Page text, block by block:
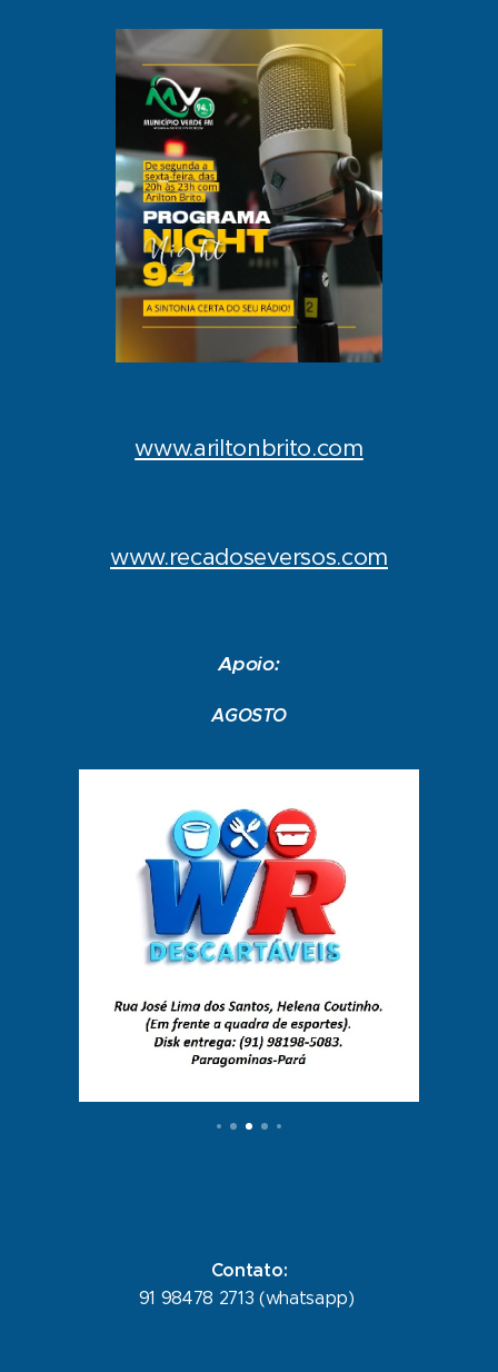
www.ariltonbrito.com
www.recadoseversos.com
Apoio:
AGOSTO
Contato:
91 98478 2713 (whatsapp)